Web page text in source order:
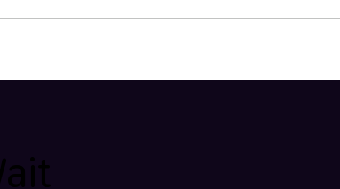
วิดีโอ AI ตัวแรก ใช้งานได้แล้ววัน
สร้า